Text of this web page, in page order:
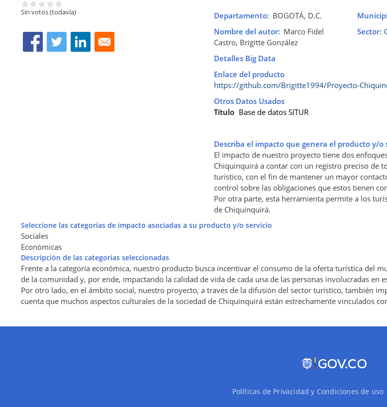
Sin votos (todavía) Departamento BOGOTÁ, D.C.
Nombre del autor Marco Fidel
Castro, Brigitte González
Sector
Detalles Big Data
Enlace del producto
https://github.com/Brigitte1994/Proyecto-
Otros Datos Usados
Título Base de datos SITUR
Describa el impacto que genera el producto y/o
El impacto de nuestro proyecto tiene dos
Chiquinquirá a contar con un registro preciso de
turístico, con el fin de mantener un mayor
control sobre las obligaciones que estos tienen
Por otra parte, esta herramienta permite a los
de Chiquinquirá.
Seleccione las categorías de impacto asociadas a su producto y/o servicio
Sociales
Económicas
Descripción de las categorias seleccionadas
Frente a la categoría económica, nuestro producto busca incentivar el consumo de la oferta turística del
de la comunidad y, por ende, impactando la calidad de vida de cada una de las personas involucradas en
Por otro lado, en el ámbito social, nuestro proyecto, a través de la difusión del sector turístico, también
cuenta que muchos aspectos culturales de la sociedad de Chiquinquirá están estrechamente vinculados
Políticas de Privacidad y Condiciones de uso